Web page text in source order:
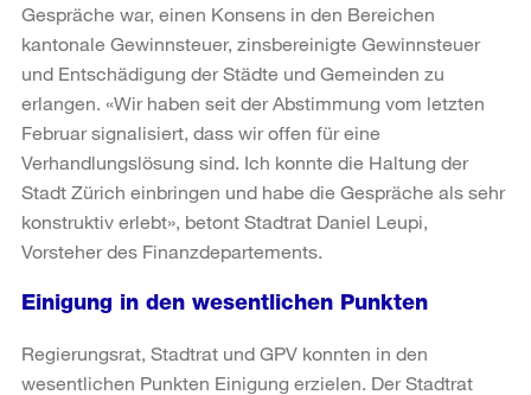
Gespräche war, einen Konsens in den Bereichen
kantonale Gewinnsteuer, zinsbereinigte Gewinnsteuer
und Entschädigung der Städte und Gemeinden zu
erlangen. «Wir haben seit der Abstimmung vom letzten
Februar signalisiert, dass wir offen für eine
Verhandlungslösung sind. Ich konnte die Haltung der
Stadt Zürich einbringen und habe die Gespräche als sehr
konstruktiv erlebt», betont Stadtrat Daniel Leupi,
Vorsteher des Finanzdepartements.
Einigung in den wesentlichen Punkten
Regierungsrat, Stadtrat und GPV konnten in den
wesentlichen Punkten Einigung erzielen. Der Stadtrat